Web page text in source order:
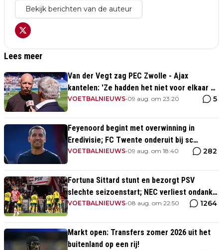
Bekijk berichten van de auteur
Lees meer
Van der Vegt zag PEC Zwolle - Ajax
kantelen: 'Ze hadden het niet voor elkaar en
wij wel'
VOETBALNIEUWS•09 aug. om 23:20 5
Feyenoord begint met overwinning in
Eredivisie; FC Twente onderuit bij sc
Heerenveen
VOETBALNIEUWS•09 aug. om 18:40 282
Fortuna Sittard stunt en bezorgt PSV
slechte seizoenstart; NEC verliest ondanks
assist Tadic
VOETBALNIEUWS•08 aug. om 22:50 1264
Markt open: Transfers zomer 2026 uit het
buitenland op een rij!